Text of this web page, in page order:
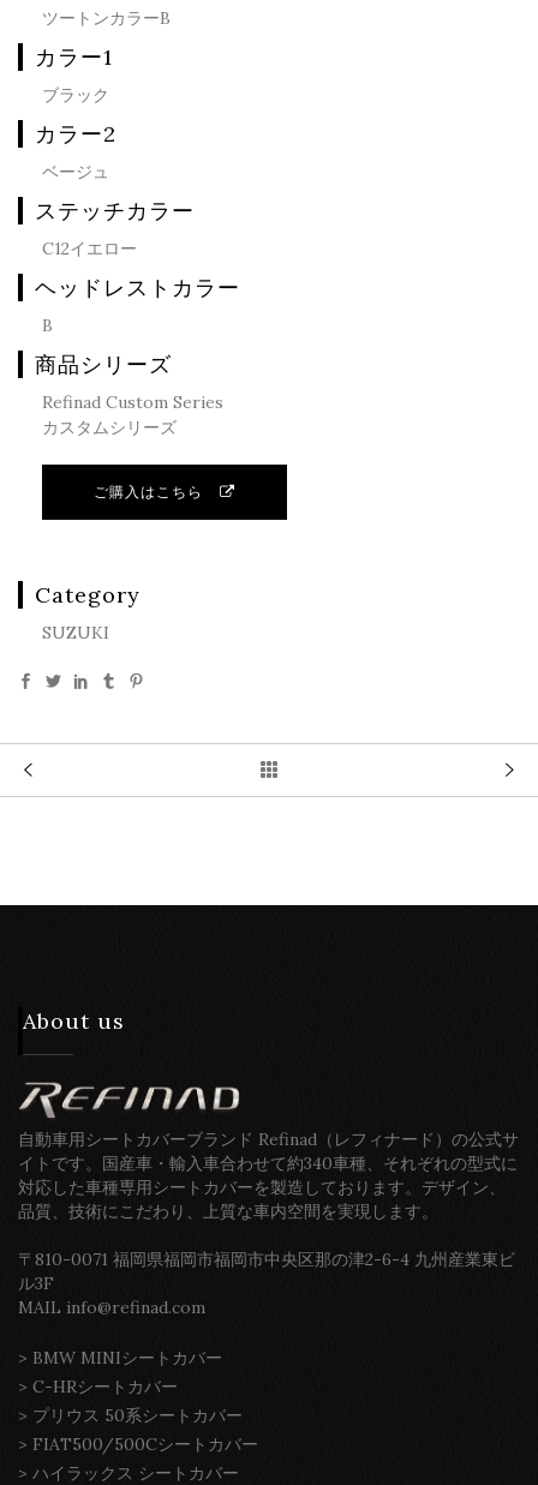
ツートンカラーB
カラー1
ブラック
カラー2
ベージュ
ステッチカラー
C12イエロー
ヘッドレストカラー
B
商品シリーズ
Refinad Custom Series
カスタムシリーズ
ご購入はこちら
Category
SUZUKI
About us
自動車用シートカバーブランド Refinad（レフィナード）の公式サ
イトです。国産車・輸入車合わせて約340車種、それぞれの型式に
対応した車種専用シートカバーを製造しております。デザイン、
品質、技術にこだわり、上質な車内空間を実現します。
〒810-0071 福岡県福岡市福岡市中央区那の津2-6-4 九州産業東ビ
ル3F
MAIL info@refinad.com
> BMW MINIシートカバー
> C-HRシートカバー
> プリウス 50系シートカバー
> FIAT500/500Cシートカバー
> ハイラックス シートカバー